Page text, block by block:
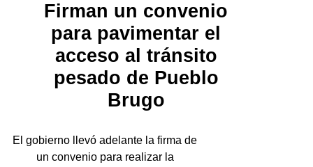
Firman un convenio
para pavimentar el
acceso al tránsito
pesado de Pueblo
Brugo
El gobierno llevó adelante la firma de
un convenio para realizar la